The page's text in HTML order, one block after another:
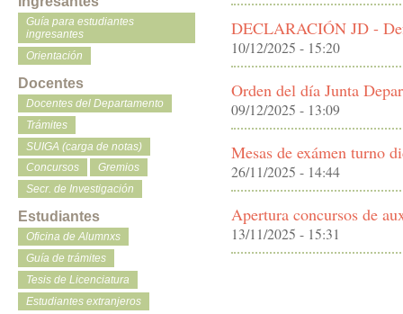
Guía para estudiantes
ingresantes
Orientación
Docentes
Docentes del Departamento
Trámites
SUIGA (carga de notas)
Concursos
Gremios
Secr. de Investigación
Estudiantes
Oficina de Alumnxs
Guía de trámites
Tesis de Licenciatura
Estudiantes extranjeros
DECLARACIÓN JD -
10/12/2025 - 15:20
Orden del día Junta
09/12/2025 - 13:09
Mesas de exámen turno
26/11/2025 - 14:44
Apertura concursos de
13/11/2025 - 15:31